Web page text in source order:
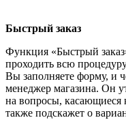
Быстрый заказ
Функция «Быстрый
проходить всю
Вы заполняете форму, и
менеджер магазина. Он
на вопросы, касающиеся
также подскажет о